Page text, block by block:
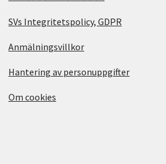
SVs Integritetspolicy, GDPR
Anmälningsvillkor
Hantering av personuppgifter
Om cookies